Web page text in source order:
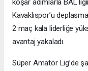
Kavaklıspor’u
2 maç kala liderliğe
avantaj yakaladı.
Süper Amatör Lig’de